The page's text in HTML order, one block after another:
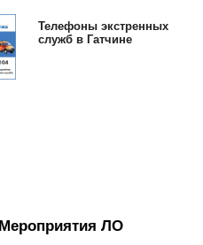
Телефоны экстренных
служб в Гатчине
Мероприятия ЛО